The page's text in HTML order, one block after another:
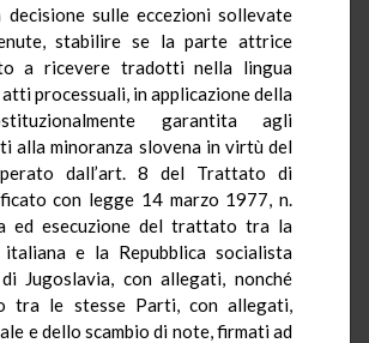
sulle eccezioni sollevate
stabilire se la parte attrice
a ricevere tradotti nella lingua
processuali, in applicazione della
garantita agli
alla minoranza slovena in virtù del
dall’art. 8 del Trattato di
con legge 14 marzo 1977, n.
ed esecuzione del trattato tra la
italiana e la Repubblica socialista
Jugoslavia, con allegati, nonché
tra le stesse Parti, con allegati,
e dello scambio di note, firmati ad